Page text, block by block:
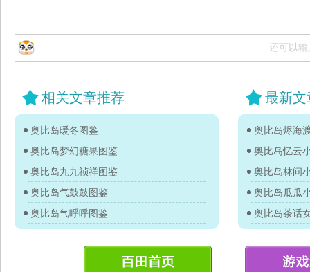
还可以输
相关文章推荐
奥比岛暖冬图鉴
奥比岛梦幻糖果图鉴
奥比岛九九祯祥图鉴
奥比岛气鼓鼓图鉴
奥比岛气呼呼图鉴
最新文
奥比岛烬海
奥比岛忆云
奥比岛林间
奥比岛瓜瓜
奥比岛茶话